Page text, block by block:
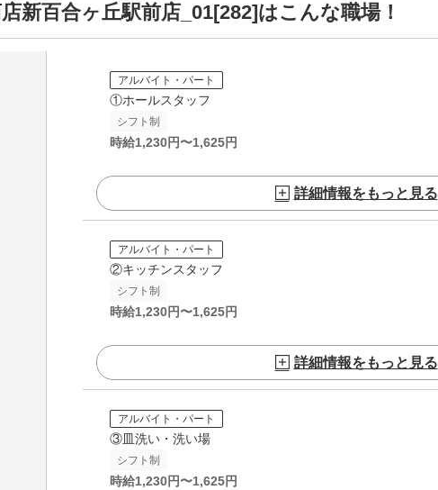
新百合ヶ丘駅前店_01[282]はこんな職場！
アルバイト・パート
①ホールスタッフ
シフト制
時給1,230円〜1,625円
詳細情報をもっと見る
アルバイト・パート
②キッチンスタッフ
シフト制
時給1,230円〜1,625円
詳細情報をもっと見る
アルバイト・パート
③皿洗い・洗い場
シフト制
時給1,230円〜1,625円